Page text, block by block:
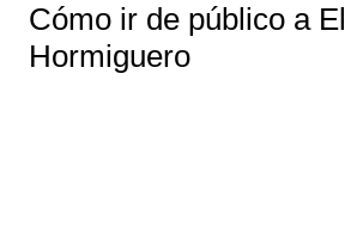
Cómo ir de público a El
Hormiguero